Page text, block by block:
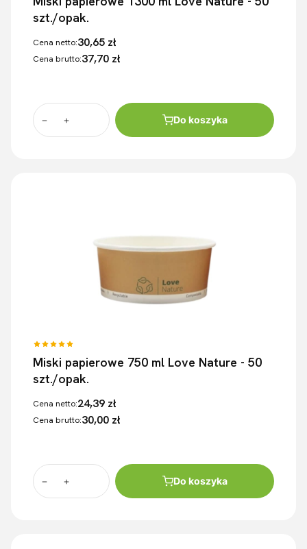
szt./opak.
Cena netto:30,65 zł
Cena brutto:37,70 zł
Do koszyka
Miski papierowe 750 ml Love Nature - 50
szt./opak.
Cena netto:24,39 zł
Cena brutto:30,00 zł
Do koszyka